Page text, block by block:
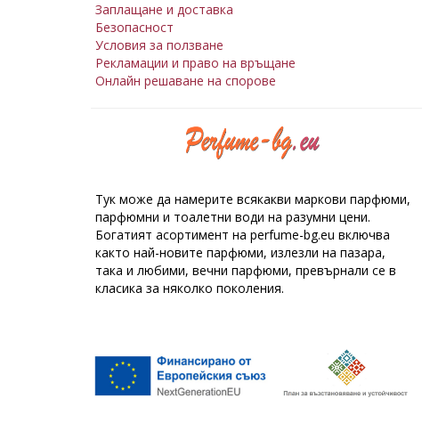
Заплащане и доставка
Безопасност
Условия за ползване
Рекламации и право на връщане
Онлайн решаване на спорове
Тук може да намерите всякакви маркови парфюми,
парфюмни и тоалетни води на разумни цени.
Богатият асортимент на perfume-bg.eu включва
както най-новите парфюми, излезли на пазара,
така и любими, вечни парфюми, превърнали се в
класика за няколко поколения.